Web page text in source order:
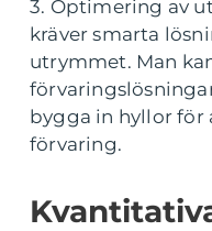
3. Optimering av
kräver smarta
utrymmet. Man
bygga in hyllor för
förvaring.